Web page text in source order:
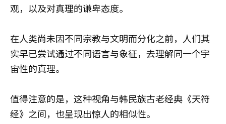
观，以及对真理的谦卑态度。
在人类尚未因不同宗教与文明而分化之前，人们其
实早已尝试通过不同语言与象征，去理解同一个宇
宙性的真理。
值得注意的是，这种视角与韩民族古老经典《天符
经》之间，也呈现出惊人的相似性。